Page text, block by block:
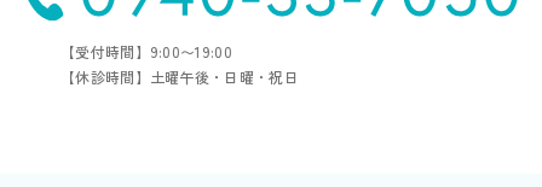
【受付時間】9:00〜19:00
【休診時間】土曜午後・日曜・祝日